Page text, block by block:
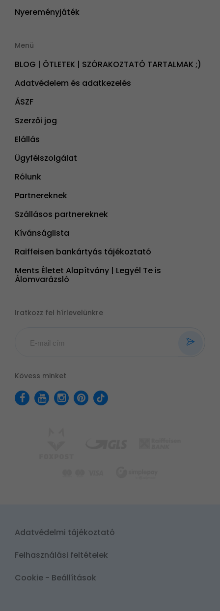
Nyereményjáték
Menü
BLOG | ÖTLETEK | SZÓRAKOZTATÓ TARTALMAK ;)
Adatvédelem és adatkezelés
ÁSZF
Szerzői jog
Elállás
Ügyfélszolgálat
Rólunk
Partnereknek
Szállásos partnereknek
Kívánságlista
Raiffeisen bankártyás tájékoztató
Ments Életet Alapítvány | Legyél Te is
Álomvarázsló
Iratkozz fel hírlevelünkre
Kövess minket
Adatvédelmi tájékoztató
Felhasználási feltételek
Cookie - Beállítások